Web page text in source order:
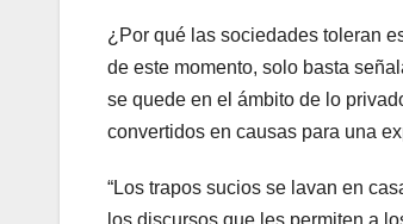
¿Por qué las sociedades toleran
de este momento, solo basta
se quede en el ámbito de lo
convertidos en causas para una
“Los trapos sucios se lavan en